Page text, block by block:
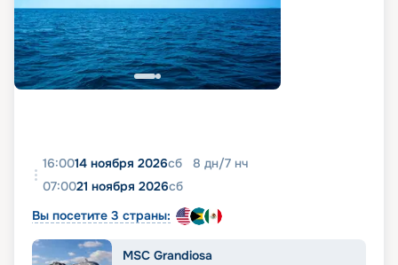
16:0014 ноября 2026сб 8 дн/7 нч
07:0021 ноября 2026сб
Вы посетите 3 страны:
MSC Grandiosa